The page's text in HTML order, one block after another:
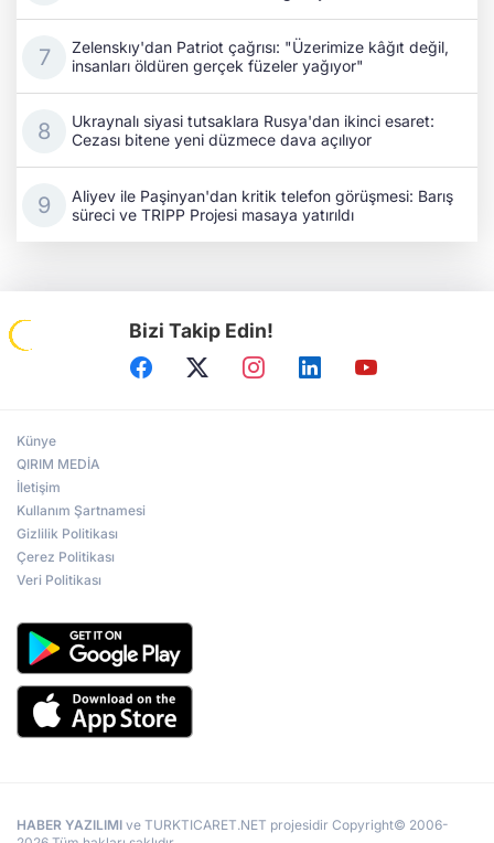
Zelenskıy'dan Patriot çağrısı: "Üzerimize kâğıt değil,
insanları öldüren gerçek füzeler yağıyor"
Ukraynalı siyasi tutsaklara Rusya'dan ikinci esaret:
Cezası bitene yeni düzmece dava açılıyor
Aliyev ile Paşinyan'dan kritik telefon görüşmesi: Barış
süreci ve TRIPP Projesi masaya yatırıldı
Bizi Takip Edin!
Künye
QIRIM MEDİA
İletişim
Kullanım Şartnamesi
Gizlilik Politikası
Çerez Politikası
Veri Politikası
HABER YAZILIMI ve TURKTICARET.NET projesidir Copyright© 2006-